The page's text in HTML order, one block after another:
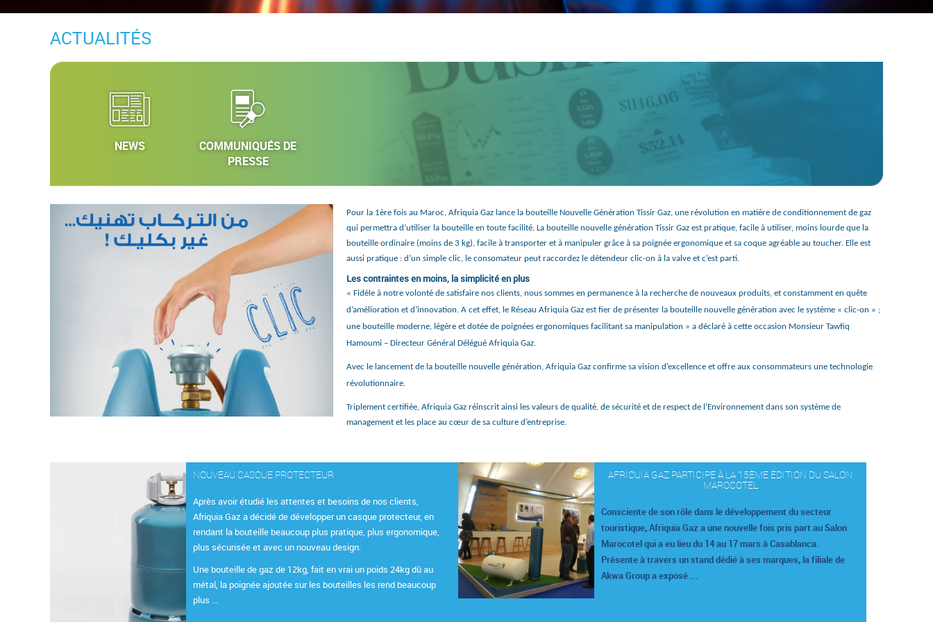
ACTUALITÉS
NEWS
COMMUNIQUÉS DE
PRESSE
Pour la 1ère fois au Maroc, Afriquia Gaz lance la bouteille Nouvelle Génération Tissir Gaz, une révolution en matière de conditionnement de gaz
qui permettra d’utiliser la bouteille en toute facilité. La bouteille nouvelle génération Tissir Gaz est pratique, facile à utiliser, moins lourde que la
bouteille ordinaire (moins de 3 kg), facile à transporter et à manipuler grâce à sa poignée ergonomique et sa coque agréable au toucher. Elle est
aussi pratique : d’un simple clic, le consomateur peut raccordez le détendeur clic-on à la valve et c’est parti.
Les contraintes en moins, la simplicité en plus
« Fidèle à notre volonté de satisfaire nos clients, nous sommes en permanence à la recherche de nouveaux produits, et constamment en quête
d’amélioration et d’innovation. A cet effet, le Réseau Afriquia Gaz est fier de présenter la bouteille nouvelle génération avec le système « clic-on » ;
une bouteille moderne, légère et dotée de poignées ergonomiques facilitant sa manipulation » a déclaré à cette occasion Monsieur Tawfiq
Hamoumi – Directeur Général Délégué Afriquia Gaz.
Avec le lancement de la bouteille nouvelle génération, Afriquia Gaz confirme sa vision d’excellence et offre aux consommateurs une technologie
révolutionnaire.
Triplement certifiée, Afriquia Gaz réinscrit ainsi les valeurs de qualité, de sécurité et de respect de l’Environnement dans son système de
management et les place au cœur de sa culture d’entreprise.
NOUVEAU CASQUE PROTECTEUR
Après avoir étudié les attentes et besoins de nos clients,
Afriquia Gaz a décidé de développer un casque protecteur, en
rendant la bouteille beaucoup plus pratique, plus ergonomique,
plus sécurisée et avec un nouveau design.
Une bouteille de gaz de 12kg, fait en vrai un poids 24kg dû au
métal, la poignée ajoutée sur les bouteilles les rend beaucoup
plus ...
AFRIQUIA GAZ PARTICIPE À LA 15ÈME ÉDITION DU SALON
MAROCOTEL
Consciente de son rôle dans le développement du secteur
touristique, Afriquia Gaz a une nouvelle fois pris part au Salon
Marocotel qui a eu lieu du 14 au 17 mars à Casablanca.
Présente à travers un stand dédié à ses marques, la filiale de
Akwa Group a exposé ...